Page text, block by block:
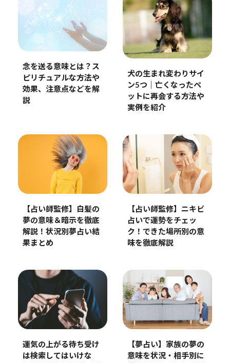
念を送る意味とは？ス
ピリチュアルな方法や
効果、注意点などを解
説
犬の生まれ変わりサイ
ン5つ｜亡くなったペ
ットに再会する方法や
実例を紹介
【占い師監修】白髪の
夢の意味＆暗示を徹底
解説！状況別夢占い結
果まとめ
【占い師監修】ニキビ
占いで運勢をチェッ
ク！できた場所別の意
味を徹底解説
運気の上がる待ち受け
は検索してはいけな
【夢占い】家族の夢の
意味を状況・相手別に